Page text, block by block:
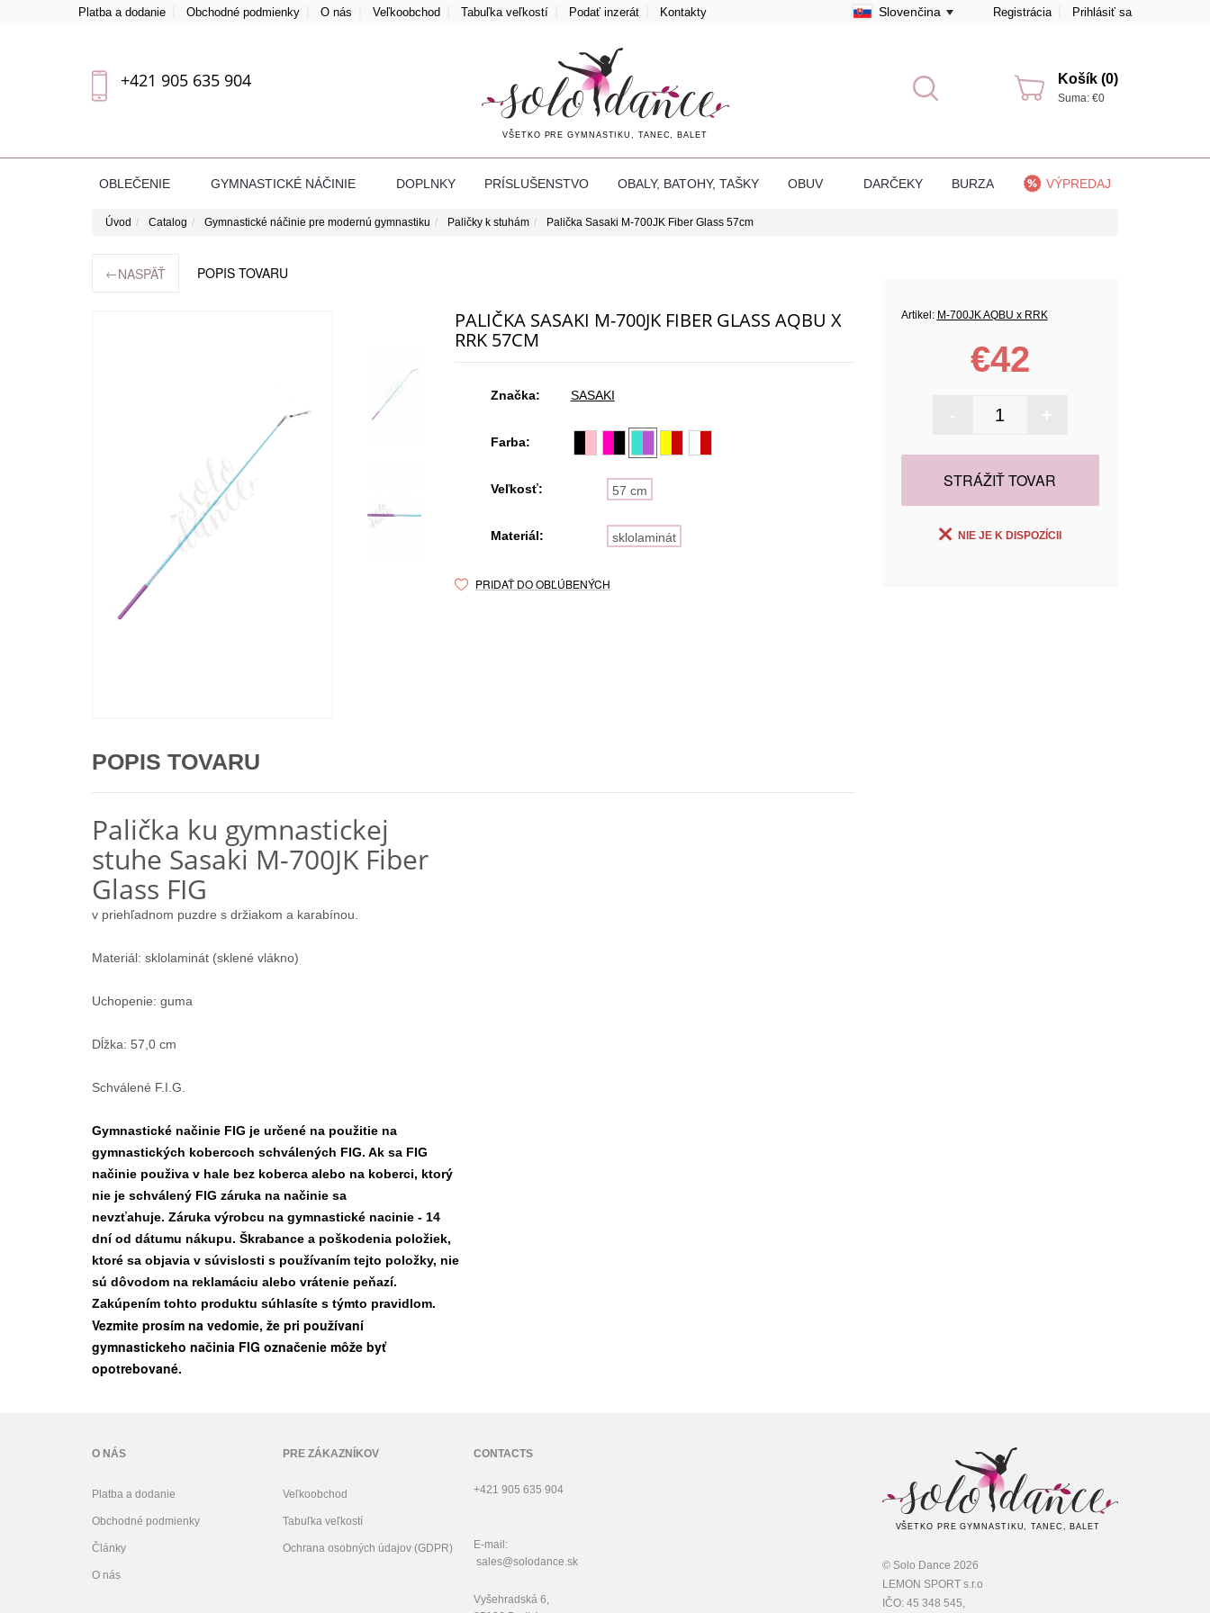
Platba a dodanie Obchodné podmienky O nás Veľkoobchod Tabuľka veľkostí Podať inzerát Kontakty Slovenčina Registrácia Prihlásiť sa
+421 905 635 904
VŠETKO PRE GYMNASTIKU, TANEC, BALET
Košík (0)
Suma: €0
OBLEČENIE GYMNASTICKÉ NÁČINIE DOPLNKY PRÍSLUŠENSTVO OBALY, BATOHY, TAŠKY OBUV DARČEKY BURZA VÝPREDAJ
Úvod Catalog Gymnastické náčinie pre modernú gymnastiku Paličky k stuhám Palička Sasaki M-700JK Fiber Glass 57cm
←NASPÄŤ POPIS TOVARU
PALIČKA SASAKI M-700JK FIBER GLASS AQBU X
RRK 57CM
Značka: SASAKI
Farba:
Veľkosť: 57 cm
Materiál: sklolaminát
PRIDAŤ DO OBĽÚBENÝCH
POPIS TOVARU
Palička ku gymnastickej
stuhe Sasaki M-700JK Fiber
Glass FIG
v priehľadnom puzdre s držiakom a karabínou.
Materiál: sklolaminát (sklené vlákno)
Uchopenie: guma
Dĺžka: 57,0 cm
Schválené F.I.G.
Gymnastické načinie FIG je určené na použitie na
gymnastických kobercoch schválených FIG. Ak sa FIG
načinie použiva v hale bez koberca alebo na koberci, ktorý
nie je schválený FIG záruka na načinie sa
nevzťahuje. Záruka výrobcu na gymnastické nacinie - 14
dní od dátumu nákupu. Škrabance a poškodenia položiek,
ktoré sa objavia v súvislosti s používaním tejto položky, nie
sú dôvodom na reklamáciu alebo vrátenie peňazí.
Zakúpením tohto produktu súhlasíte s týmto pravidlom.
Vezmite prosím na vedomie, že pri používaní
gymnastickeho načinia FIG označenie môže byť
opotrebované.
Artikel: M-700JK AQBU x RRK
€42
STRÁŽIŤ TOVAR
NIE JE K DISPOZÍCII
O NÁS
Platba a dodanie
Obchodné podmienky
Články
O nás
PRE ZÁKAZNÍKOV
Veľkoobchod
Tabuľka veľkostí
Ochrana osobných údajov (GDPR)
CONTACTS
+421 905 635 904
E-mail:
sales@solodance.sk
Vyšehradská 6,
VŠETKO PRE GYMNASTIKU, TANEC, BALET
© Solo Dance 2026
LEMON SPORT s.r.o
IČO: 45 348 545,